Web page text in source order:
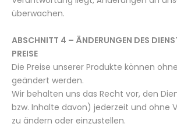
überwachen.
ABSCHNITT 4 – ÄNDERUNGEN DES
PREISE
Die Preise unserer Produkte können
geändert werden.
Wir behalten uns das Recht vor, den
bzw. Inhalte davon) jederzeit und ohne
zu ändern oder einzustellen.